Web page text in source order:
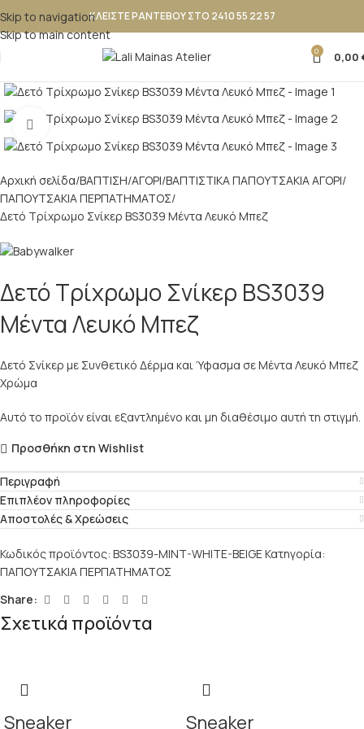
Skip to navigation
Skip to main content
ΚΛΕΙΣΤΕ ΡΑΝΤΕΒΟΥ ΣΤΟ 2410 55 22 57
0 0,00
Κλικ για μεγέθυνση
Αρχική σελίδα ΒΑΠΤΙΣΗ ΑΓΟΡΙ ΒΑΠΤΙΣΤΙΚΑ ΠΑΠΟΥΤΣAKIA ΑΓΟΡΙ
ΠΑΠΟΥΤΣΑΚΙΑ ΠΕΡΠΑΤΗΜΑΤΟΣ
Δετό Τρίχρωμο Σνίκερ BS3039 Μέντα Λευκό Μπεζ
Δετό Τρίχρωμο Σνίκερ BS3039
Μέντα Λευκό Μπεζ
Δετό Σνίκερ με Συνθετικό Δέρμα και Ύφασμα σε Μέντα Λευκό Μπεζ
Χρώμα
Αυτό το προϊόν είναι εξαντλημένο και μη διαθέσιμο αυτή τη στιγμή.
Προσθήκη στη Wishlist
Περιγραφή
Επιπλέον πληροφορίες
Αποστολές & Χρεώσεις
Κωδικός προϊόντος: BS3039-MINT-WHITE-BEIGEΚατηγορία:
ΠΑΠΟΥΤΣΑΚΙΑ ΠΕΡΠΑΤΗΜΑΤΟΣ
Share:
Σχετικά προϊόντα
Sneaker
Sneaker